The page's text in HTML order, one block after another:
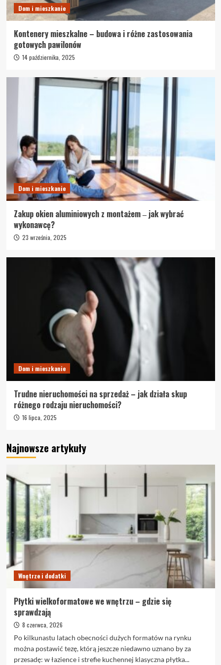
Dom i mieszkanie
Kontenery mieszkalne – budowa i różne zastosowania
gotowych pawilonów
14 października, 2025
Dom i mieszkanie
Zakup okien aluminiowych z montażem ‒ jak wybrać
wykonawcę?
23 września, 2025
Dom i mieszkanie
Trudne nieruchomości na sprzedaż – jak działa skup
różnego rodzaju nieruchomości?
16 lipca, 2025
Najnowsze artykuły
Wnętrze i dodatki
Płytki wielkoformatowe we wnętrzu – gdzie się
sprawdzają
8 czerwca, 2026
Po kilkunastu latach obecności dużych formatów na rynku
można postawić tezę, którą jeszcze niedawno uznano by za
przesadę: w łazience i strefie kuchennej klasyczna płytka...